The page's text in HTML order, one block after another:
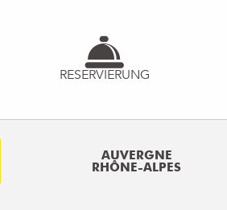
RESERVIERUNG
AUVERGNE
RHÔNE-ALPES